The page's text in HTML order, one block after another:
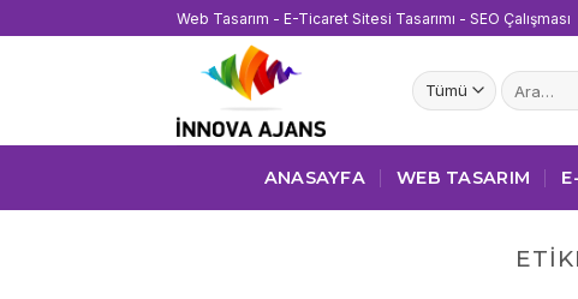
atla
Web Tasarım - E-Ticaret Sitesi Tasarımı - SEO Çalışması
Ara:
ANASAYFA WEB TASARIM